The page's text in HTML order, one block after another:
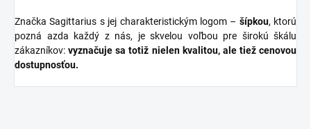
Značka Sagittarius s jej charakteristickým logom – šípkou, ktorú
pozná azda každý z nás, je skvelou voľbou pre širokú škálu
zákazníkov:vyznačuje sa totiž nielen kvalitou, ale tiež cenovou
dostupnosťou.